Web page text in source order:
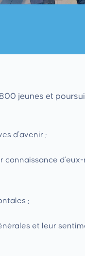
jeunes et
d’avenir ;
connaissance
;
et leur